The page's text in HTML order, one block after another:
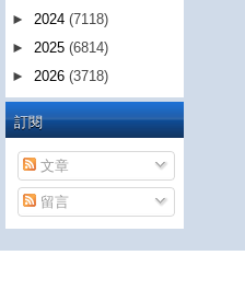
► 2024 (7118)
► 2025 (6814)
► 2026 (3718)
訂閱
文章
留言